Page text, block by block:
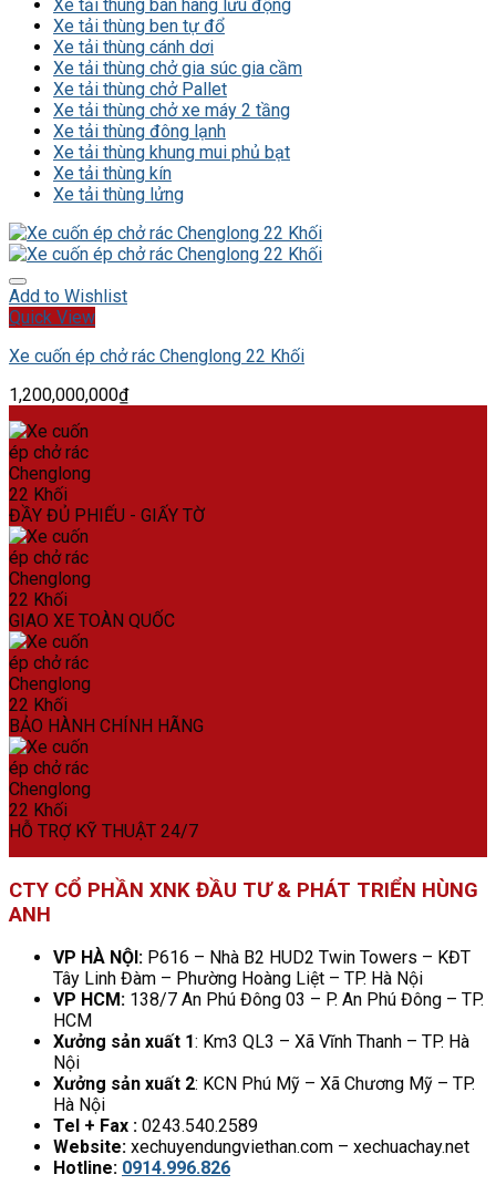
Xe tải thùng bán hàng lưu động
Xe tải thùng ben tự đổ
Xe tải thùng cánh dơi
Xe tải thùng chở gia súc gia cầm
Xe tải thùng chở Pallet
Xe tải thùng chở xe máy 2 tầng
Xe tải thùng đông lạnh
Xe tải thùng khung mui phủ bạt
Xe tải thùng kín
Xe tải thùng lửng
Add to Wishlist
Quick View
Xe cuốn ép chở rác Chenglong 22 Khối
1,200,000,000₫
ĐẦY ĐỦ PHIẾU - GIẤY TỜ
GIAO XE TOÀN QUỐC
BẢO HÀNH CHÍNH HÃNG
HỖ TRỢ KỸ THUẬT 24/7
CTY CỔ PHẦN XNK ĐẦU TƯ & PHÁT TRIỂN HÙNG
ANH
VP HÀ NỘI: P616 – Nhà B2 HUD2 Twin Towers – KĐT
Tây Linh Đàm – Phường Hoàng Liệt – TP. Hà Nội
VP HCM: 138/7 An Phú Đông 03 – P. An Phú Đông – TP.
HCM
Xưởng sản xuất 1: Km3 QL3 – Xã Vĩnh Thanh – TP. Hà
Nội
Xưởng sản xuất 2: KCN Phú Mỹ – Xã Chương Mỹ – TP.
Hà Nội
Tel + Fax : 0243.540.2589
Website: xechuyendungviethan.com – xechuachay.net
Hotline: 0914.996.826